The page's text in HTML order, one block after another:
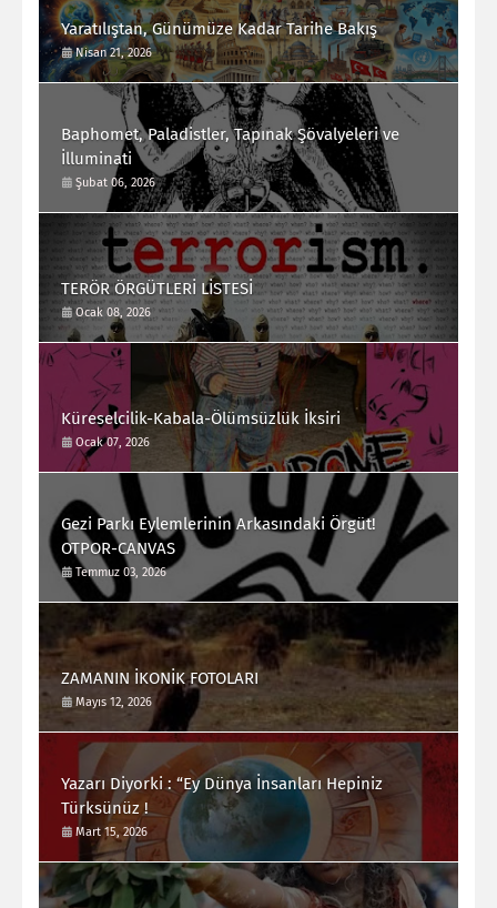
Yaratılıştan, Günümüze Kadar Tarihe Bakış
Nisan 21, 2026
Baphomet, Paladistler, Tapınak Şövalyeleri ve
İlluminati
Şubat 06, 2026
TERÖR ÖRGÜTLERİ LİSTESİ
Ocak 08, 2026
Küreselcilik-Kabala-Ölümsüzlük İksiri
Ocak 07, 2026
Gezi Parkı Eylemlerinin Arkasındaki Örgüt!
OTPOR-CANVAS
Temmuz 03, 2026
ZAMANIN İKONİK FOTOLARI
Mayıs 12, 2026
Yazarı Diyorki : “Ey Dünya İnsanları Hepiniz
Türksünüz !
Mart 15, 2026